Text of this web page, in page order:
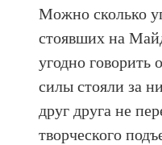
Можно сколько
стоявших на
угодно говорить
силы стояли за
друг друга не
творческого